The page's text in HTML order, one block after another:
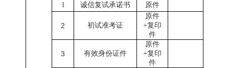
1
诚信复试承诺书 原件
2 初试准考证
原件
+复印
件
3 有效身份证件
原件
+复印
件